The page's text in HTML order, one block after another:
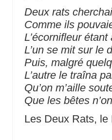
Deux rats
Comme ils
L’écornifleur
L’un se mit sur le
Puis, malgré
L’autre le traîna
Qu’on m’aille
Que les bêtes
Les Deux Rats, le